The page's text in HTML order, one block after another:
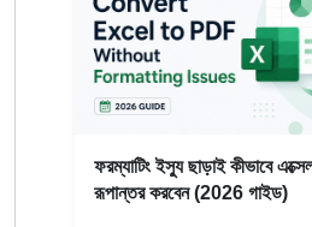
ফরম্যাটিং ইস্যু ছাড়াই কীভাবে
রূপান্তর করবেন (2026 গাইড)